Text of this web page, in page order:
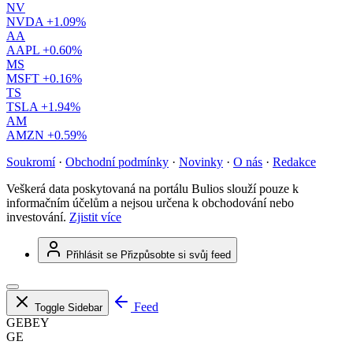
NV
NVDA +1.09%
AA
AAPL +0.60%
MS
MSFT +0.16%
TS
TSLA +1.94%
AM
AMZN +0.59%
Soukromí · Obchodní podmínky · Novinky · O nás · Redakce
Veškerá data poskytovaná na portálu Bulios slouží pouze k
informačním účelům a nejsou určena k obchodování nebo
investování. Zjistit více
Přihlásit se Přizpůsobte si svůj feed
Toggle Sidebar
Feed
GEBEY
GE